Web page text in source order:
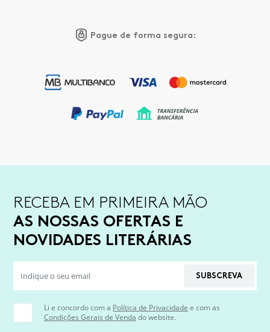
Pague de forma segura:
RECEBA EM PRIMEIRA MÃO
AS NOSSAS OFERTAS E
NOVIDADES LITERÁRIAS
SUBSCREVA
Li e concordo com a Política de Privacidade e com as
Condições Gerais de Venda do website.